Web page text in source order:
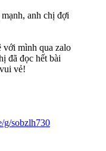
anh chị đợi
với mình qua zalo
đã đọc hết bài
vẻ!
g/sobzlh730